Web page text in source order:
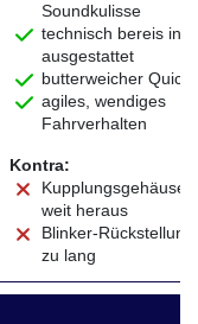
Soundkulisse
technisch bereis in
ausgestattet
butterweicher
agiles, wendiges
Fahrverhalten
Kontra:
Kupplungsgehäuse
weit heraus
Blinker-
zu lang